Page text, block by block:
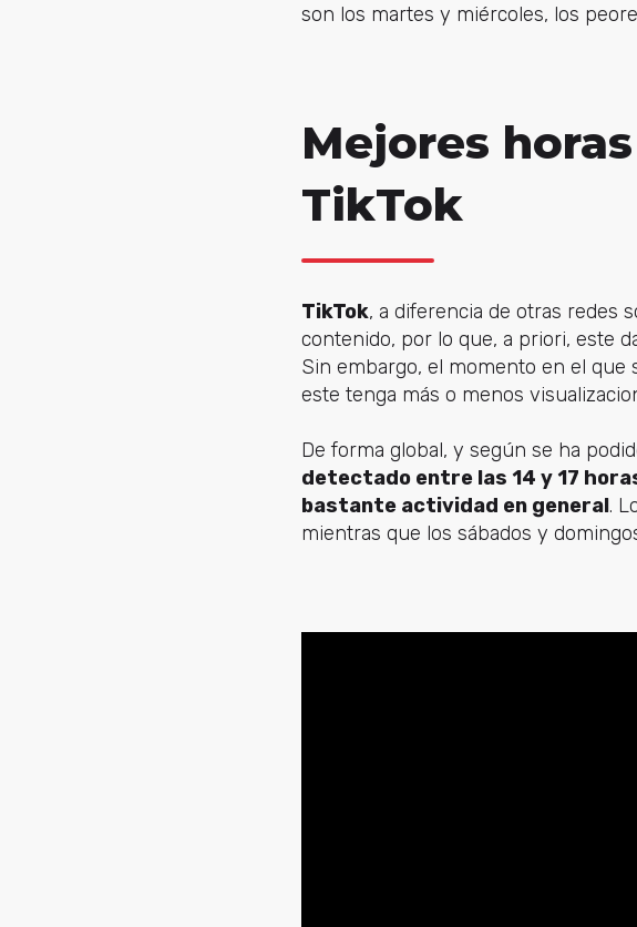
son los martes y miércoles, los
Mejores
TikTok
TikTok, a diferencia de otras redes
contenido, por lo que, a priori, este
Sin embargo, el momento en el
este tenga más o menos
De forma global, y según se ha
detectado entre las 14 y 17
bastante actividad en general.
mientras que los sábados y